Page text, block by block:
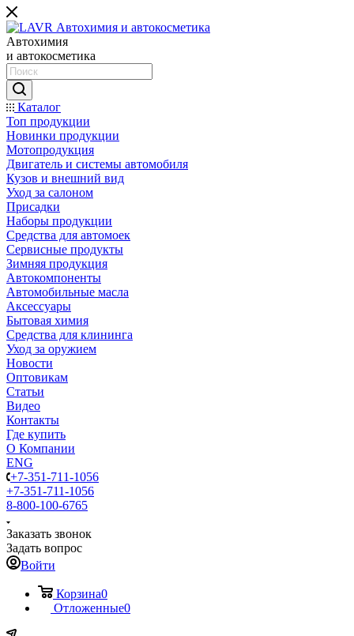
Автохимия
и автокосметика
Каталог
Топ продукции
Новинки продукции
Мотопродукция
Двигатель и системы автомобиля
Кузов и внешний вид
Уход за салоном
Присадки
Наборы продукции
Средства для автомоек
Сервисные продукты
Зимняя продукция
Автокомпоненты
Автомобильные масла
Аксессуары
Бытовая химия
Средства для клининга
Уход за оружием
Новости
Оптовикам
Статьи
Видео
Контакты
Где купить
О Компании
ENG
+7-351-711-1056
+7-351-711-1056
8-800-100-6765
Заказать звонок
Задать вопрос
Войти
Корзина0
Отложенные0